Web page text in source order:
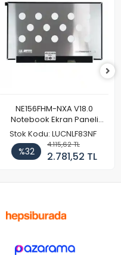
NE156FHM-NXA V18.0
Notebook Ekran Paneli
144Hz
Stok Kodu: LUCNLF83NF
%32
4.115,62 TL
2.781,52 TL